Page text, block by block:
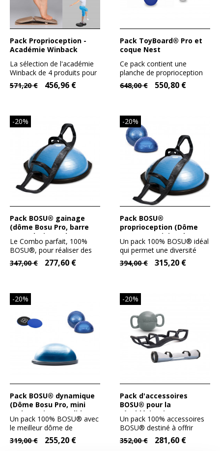
Pack Proprioception -
Académie Winback
La sélection de l'académie
Winback de 4 produits pour
votre rééducation...
571,20 € 456,96 €
Pack ToyBoard® Pro et
coque Nest
Ce pack contient une
planche de proprioception
en forme de surf pour la...
648,00 € 550,80 €
-20%
Pack BOSU® gainage
(dôme Bosu Pro, barre
musculation Helm)
Le Combo parfait, 100%
BOSU®, pour réaliser des
entrainements incroyables;...
347,00 € 277,60 €
-20%
Pack BOSU®
proprioception (Dôme
Bosu Pro, mini Pods,
barre Helm)
Un pack 100% BOSU® idéal
qui permet une diversité
infinie d'exercices de...
394,00 € 315,20 €
-20%
Pack BOSU® dynamique
(Dôme Bosu Pro, mini
Pods, Patin Core Sliders)
Un pack 100% BOSU® avec
le meilleur dôme de
proprioception, les
nouveaux...
319,00 € 255,20 €
-20%
Pack d'accessoires
BOSU® pour la
réathlétisation
Un pack 100% accessoires
BOSU® destiné à offrir
l'ensemble des dernières...
352,00 € 281,60 €